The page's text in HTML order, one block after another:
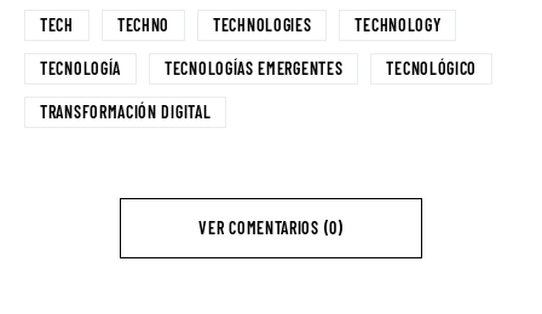
TECH TECHNO TECHNOLOGIES TECHNOLOGY
TECNOLOGÍA TECNOLOGÍAS EMERGENTES TECNOLÓGICO
TRANSFORMACIÓN DIGITAL
VER COMENTARIOS (0)